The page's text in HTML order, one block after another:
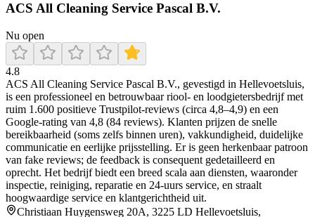
ACS All Cleaning Service Pascal B.V.
Nu open
4.8
ACS All Cleaning Service Pascal B.V., gevestigd in Hellevoetsluis,
is een professioneel en betrouwbaar riool‑ en loodgietersbedrijf met
ruim 1.600 positieve Trustpilot‑reviews (circa 4,8–4,9) en een
Google‑rating van 4,8 (84 reviews). Klanten prijzen de snelle
bereikbaarheid (soms zelfs binnen uren), vakkundigheid, duidelijke
communicatie en eerlijke prijsstelling. Er is geen herkenbaar patroon
van fake reviews; de feedback is consequent gedetailleerd en
oprecht. Het bedrijf biedt een breed scala aan diensten, waaronder
inspectie, reiniging, reparatie en 24‑uurs service, en straalt
hoogwaardige service en klantgerichtheid uit.
Christiaan Huygensweg 20A, 3225 LD Hellevoetsluis,